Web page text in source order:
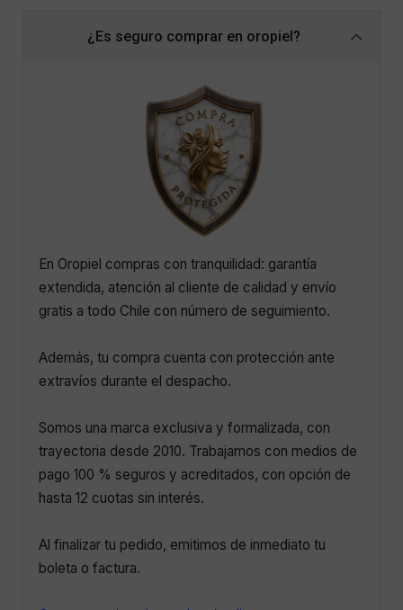
¿Es seguro comprar en oropiel?
En Oropiel compras con tranquilidad: garantía
extendida, atención al cliente de calidad y envío
gratis a todo Chile con número de seguimiento.
Además, tu compra cuenta con protección ante
extravíos durante el despacho.
Somos una marca exclusiva y formalizada, con
trayectoria desde 2010. Trabajamos con medios de
pago 100 % seguros y acreditados, con opción de
hasta 12 cuotas sin interés.
Al finalizar tu pedido, emitimos de inmediato tu
boleta o factura.